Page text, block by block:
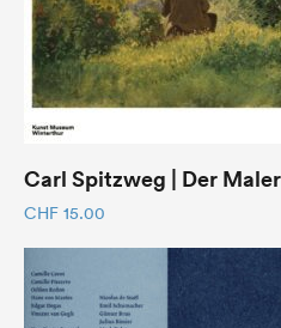
Carl Spitzweg | Der
CHF 15.00